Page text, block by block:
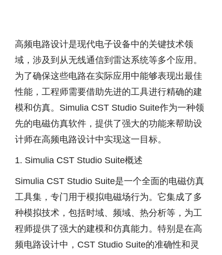
高频电路设计是现代电子设备中的关键技术领
域，涉及到从无线通信到雷达系统等多个应用。
为了确保这些电路在实际应用中能够表现出最佳
性能，工程师需要借助先进的工具进行精确的建
模和仿真。Simulia CST Studio Suite作为一种领
先的电磁仿真软件，提供了强大的功能来帮助设
计师在高频电路设计中实现这一目标。
1. Simulia CST Studio Suite概述
Simulia CST Studio Suite是一个全面的电磁仿真
工具集，专门用于模拟电磁场行为。它集成了多
种模拟技术，包括时域、频域、热分析等，为工
程师提供了强大的建模和仿真能力。特别是在高
频电路设计中，CST Studio Suite的准确性和灵